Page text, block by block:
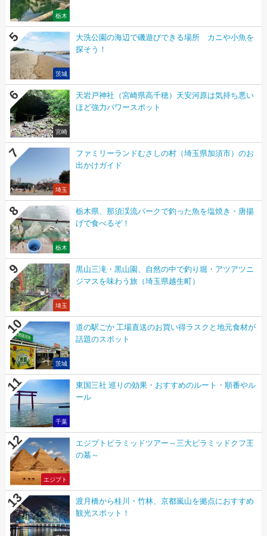
栃木
茨城
大洗公園の海辺で磯遊びできる場所 カニや小魚を
探そう！
宮崎
天岩戸神社（宮崎県高千穂）天安河原は気持ち悪い
ほど強力パワースポット
埼玉
ファミリーランドむさしの村（埼玉県加須市）のお
出かけガイド
栃木
栃木県、那須渓流パークで釣った魚を塩焼き・唐揚
げで食べるぞ！
埼玉
黒山三滝・黒山園、自然の中で釣り堀・アツアツニ
ジマスを味わう旅（埼玉県越生町）
茨城
道の駅ごか 工場直送のお買い得ラスクと地元食材が
話題のスポット
千葉
東国三社 巡りの効果・おすすめのルート・順番やル
ール
エジプト
エジプトピラミッドツアー～三大ピラミッドクフ王
の墓～
渡月橋から桂川・竹林、京都嵐山を拠点におすすめ
観光スポット！